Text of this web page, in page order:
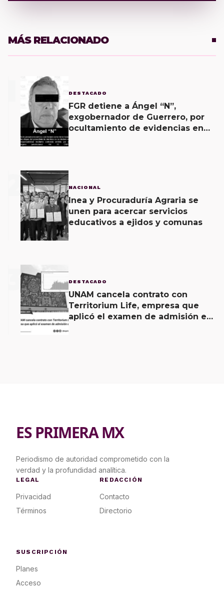
MÁS RELACIONADO
DESTACADO
FGR detiene a Ángel “N”,
exgobernador de Guerrero, por
ocultamiento de evidencias en
2 NACIONAL
Inea y Procuraduría Agraria se
unen para acercar servicios
educativos a ejidos y comunas
3 DESTACADO
UNAM cancela contrato con
Territorium Life, empresa que
aplicó el examen de admisión en
ES PRIMERA MX
Periodismo de autoridad comprometido con la
verdad y la profundidad analítica.
LEGAL
Privacidad
Términos
REDACCIÓN
Contacto
Directorio
SUSCRIPCIÓN
Planes
Acceso